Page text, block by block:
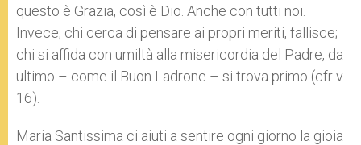
questo è Grazia, così è Dio. Anche con tutti noi.
Invece, chi cerca di pensare ai propri meriti, fallisce;
chi si affida con umiltà alla misericordia del Padre, da
ultimo – come il Buon Ladrone – si trova primo (cfr v.
16).
Maria Santissima ci aiuti a sentire ogni giorno la gioia